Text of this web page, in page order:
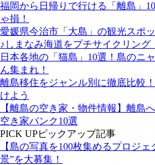
福岡から日帰りで行ける「離島」
ゃ損！
愛媛県今治市「大島」の観光スポ
♪しまなみ海道をプチサイクリング
日本各地の「猫島」10選！島のニ
ん集まれ！
離島移住をジャンル別に徹底比較
けよう
【離島の空き家・物件情報】離島
空き家バンク10選
PICK UPピックアップ記事
【島の写真を100枚集めるプロジ
景”を大募集！